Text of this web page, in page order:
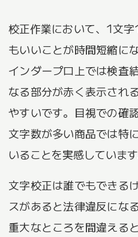
校正作業において、1文
もいいことが時間短縮に
インダープロ上では検査
なる部分が赤く表示され
やすいです。目視での確
文字数が多い商品では特
いることを実感しています
文字校正は誰でもできる
スがあると法律違反にな
重大なところを間違える